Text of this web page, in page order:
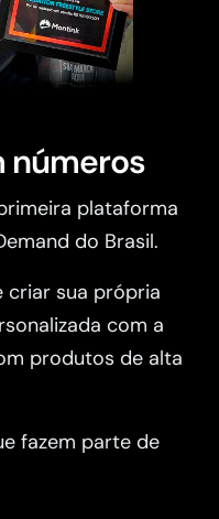
números
plataforma
do Brasil.
criar sua própria
com a
produtos de alta
fazem parte de